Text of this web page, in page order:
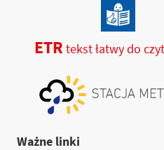
ETR tekst łatwy do
Ważne linki